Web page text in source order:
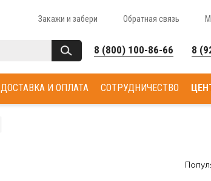
Закажи и забери Обратная связь
8 (800) 100-86-66 8
СОТРУДНИЧЕСТВО
ДОСТАВКА И ОПЛАТА